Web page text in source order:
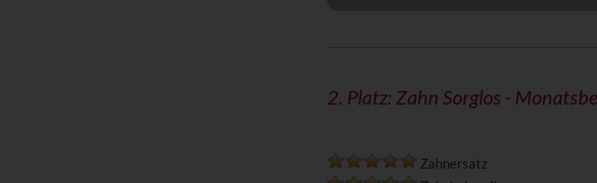
2. Platz: Zahn Sorglos -
Zahnersatz